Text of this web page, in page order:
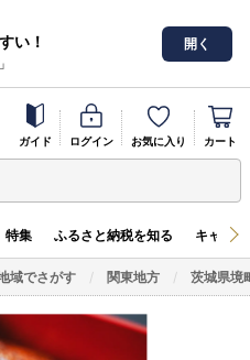
い！
開く
ガイド ログイン お気に入り カート
特集 ふるさと納税を知る キャン
域でさがす 関東地方 茨城県境